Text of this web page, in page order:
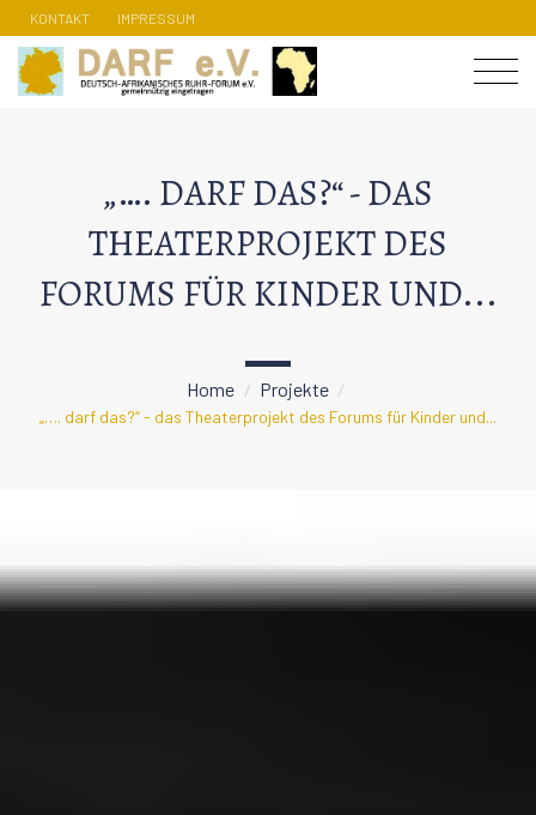
KONTAKT IMPRESSUM
„…. DARF DAS?“ - DAS
THEATERPROJEKT DES
FORUMS FÜR KINDER UND...
Home / Projekte /
„…. darf das?“ - das Theaterprojekt des Forums für Kinder und...